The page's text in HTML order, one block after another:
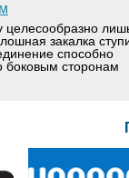
целесообразно
закалка
способно
боковым сторонам